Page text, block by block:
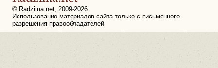
© Radzima.net, 2009-2026
Использование материалов сайта только с письменного
разрешения правообладателей